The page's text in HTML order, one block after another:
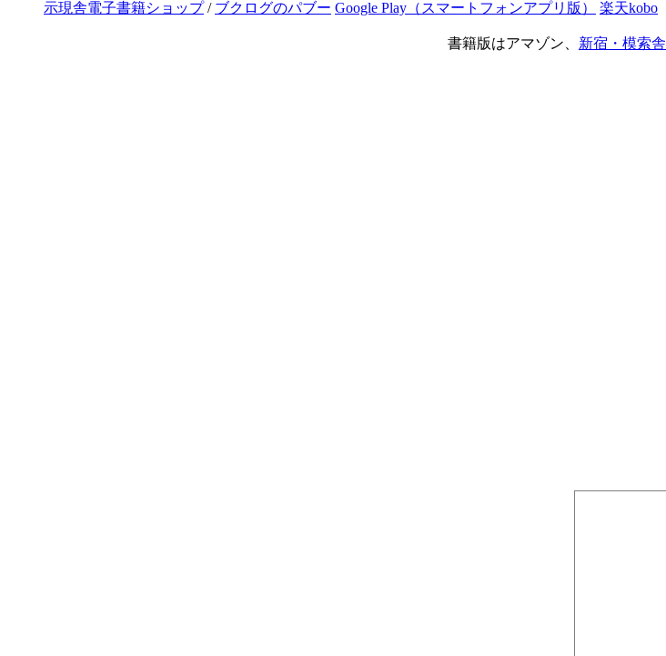
示現舎電子書籍ショップ/ ブクログのパブー Google Play（スマートフォンアプリ版） 楽天kobo
書籍版はアマゾン、 新宿・模索舎